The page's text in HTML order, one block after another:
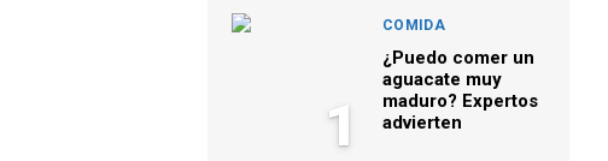
1
COMIDA
¿Puedo comer un
aguacate muy
maduro? Expertos
advierten